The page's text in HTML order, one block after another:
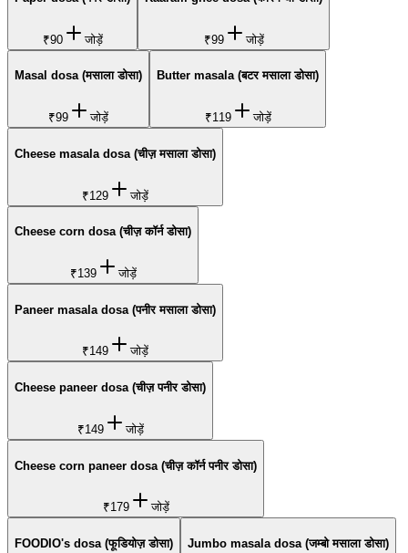
₹90 जोड़ें ₹99 जोड़ें
Masal dosa (मसाला डोसा)
₹99 जोड़ें
Butter masala (बटर मसाला डोसा)
₹119 जोड़ें
Cheese masala dosa (चीज़ मसाला डोसा)
₹129 जोड़ें
Cheese corn dosa (चीज़ कॉर्न डोसा)
₹139 जोड़ें
Paneer masala dosa (पनीर मसाला डोसा)
₹149 जोड़ें
Cheese paneer dosa (चीज़ पनीर डोसा)
₹149 जोड़ें
Cheese corn paneer dosa (चीज़ कॉर्न पनीर डोसा)
₹179 जोड़ें
FOODIO's dosa (फूडियोज़ डोसा) Jumbo masala dosa (जम्बो मसाला डोसा)